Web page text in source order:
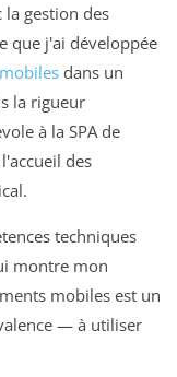
la gestion des
que j'ai développée
dans un
la rigueur
à la SPA de
des
techniques
montre mon
mobiles est un
— à utiliser